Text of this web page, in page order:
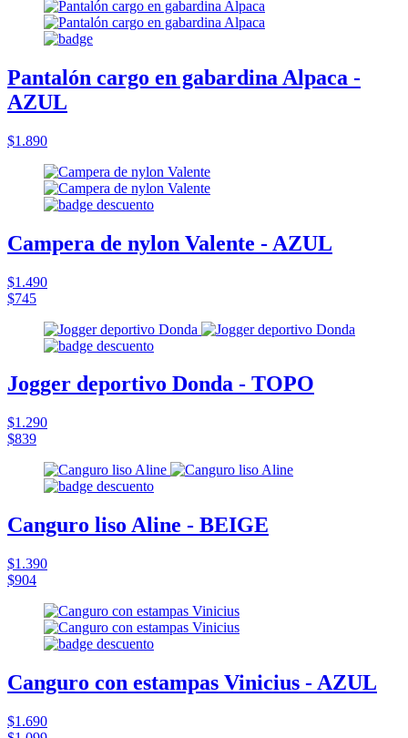
Pantalón cargo en gabardina Alpaca -
AZUL
$1.890
Campera de nylon Valente - AZUL
$1.490
$745
Jogger deportivo Donda - TOPO
$1.290
$839
Canguro liso Aline - BEIGE
$1.390
$904
Canguro con estampas Vinicius - AZUL
$1.690